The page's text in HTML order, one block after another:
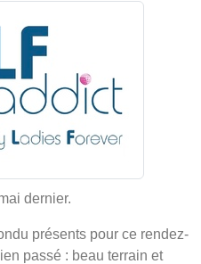
dernier.
présents pour ce rendez-
passé : beau terrain et